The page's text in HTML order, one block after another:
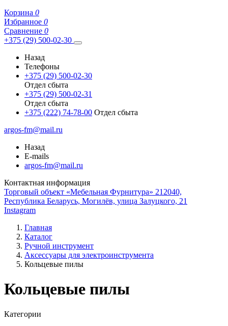
Корзина 0
Избранное 0
Сравнение 0
+375 (29) 500-02-30
Назад
Телефоны
+375 (29) 500-02-30
Отдел сбыта
+375 (29) 500-02-31
Отдел сбыта
+375 (222) 74-78-00 Отдел сбыта
argos-fm@mail.ru
Назад
E-mails
argos-fm@mail.ru
Контактная информация
Торговый объект «Мебельная Фурнитура» 212040,
Республика Беларусь, Могилёв, улица Залуцкого, 21
Instagram
Главная
Каталог
Ручной инструмент
Аксессуары для электроинструмента
Кольцевые пилы
Кольцевые пилы
Категории